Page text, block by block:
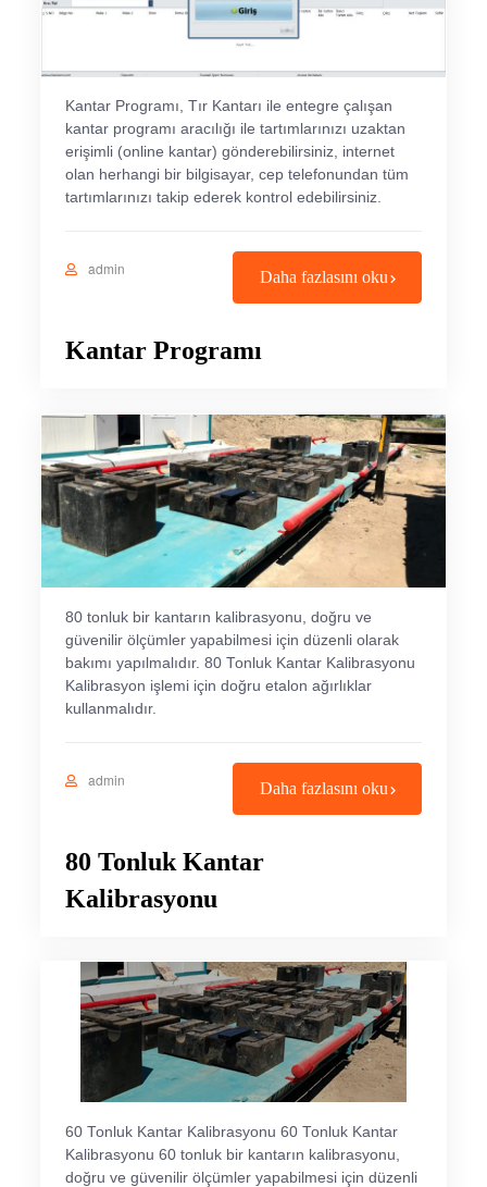
Kantar Programı, Tır Kantarı ile entegre çalışan
kantar programı aracılığı ile tartımlarınızı uzaktan
erişimli (online kantar) gönderebilirsiniz, internet
olan herhangi bir bilgisayar, cep telefonundan tüm
tartımlarınızı takip ederek kontrol edebilirsiniz.
admin Daha fazlasını oku
Kantar Programı
80 tonluk bir kantarın kalibrasyonu, doğru ve
güvenilir ölçümler yapabilmesi için düzenli olarak
bakımı yapılmalıdır. 80 Tonluk Kantar Kalibrasyonu
Kalibrasyon işlemi için doğru etalon ağırlıklar
kullanmalıdır.
admin Daha fazlasını oku
80 Tonluk Kantar
Kalibrasyonu
60 Tonluk Kantar Kalibrasyonu 60 Tonluk Kantar
Kalibrasyonu 60 tonluk bir kantarın kalibrasyonu,
doğru ve güvenilir ölçümler yapabilmesi için düzenli